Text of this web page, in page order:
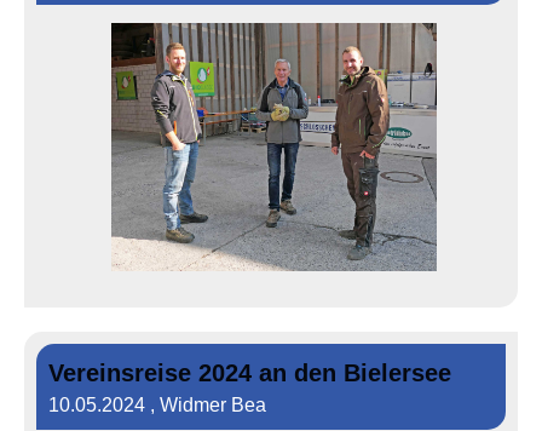
Vereinsreise 2024 an den Bielersee
10.05.2024 , Widmer Bea